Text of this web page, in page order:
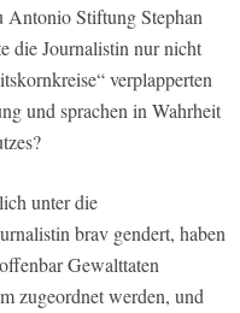
Antonio Stiftung Stephan
die Journalistin nur nicht
verplapperten
und sprachen in Wahrheit
unter die
brav gendert, haben
Gewalttaten
zugeordnet werden, und